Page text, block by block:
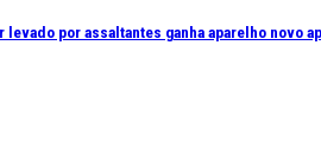
por assaltantes ganha aparelho novo